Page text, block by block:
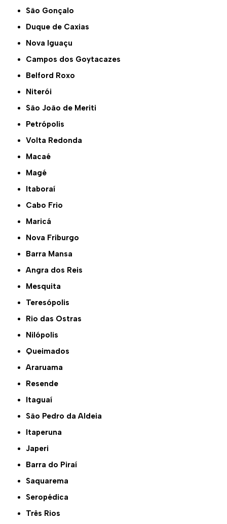
São Gonçalo
Duque de Caxias
Nova Iguaçu
Campos dos Goytacazes
Belford Roxo
Niterói
São João de Meriti
Petrópolis
Volta Redonda
Macaé
Magé
Itaboraí
Cabo Frio
Maricá
Nova Friburgo
Barra Mansa
Angra dos Reis
Mesquita
Teresópolis
Rio das Ostras
Nilópolis
Queimados
Araruama
Resende
Itaguaí
São Pedro da Aldeia
Itaperuna
Japeri
Barra do Piraí
Saquarema
Seropédica
Três Rios